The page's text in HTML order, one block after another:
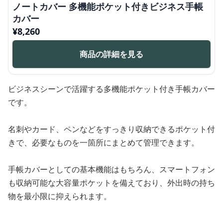
ノートカバー 多機能ポケット付きビジネス手帳
カバー
¥8,260
商品の詳細を見る
ビジネスシーンで活躍する多機能ポケット付き手帳カバー
です。
名刺やカード、ペンなどをすっきり収納できるポケット付
きで、必要なものを一箇所にまとめて管理できます。
手帳カバーとしての基本機能はもちろん、スマートフォン
も収納可能な大容量ポケットを備えており、外出時の持ち
物を最小限に抑えられます。